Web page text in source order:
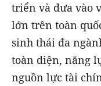
triển và đưa vào
lớn trên toàn
sinh thái đa
toàn diện, năng
nguồn lực tài